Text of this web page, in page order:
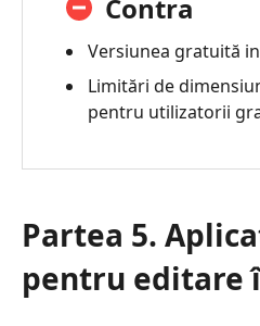
Contra
Versiunea gratuită
Limitări de
pentru utilizatorii
Partea 5.
pentru editare